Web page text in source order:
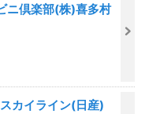
ニ倶楽部(株)喜多村
カイライン(日産)